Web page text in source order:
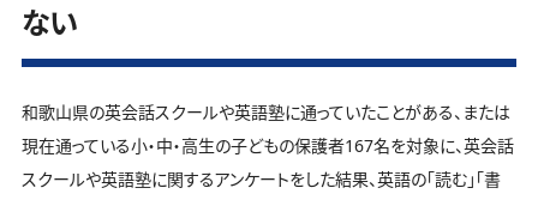
ない
和歌山県の英会話スクールや英語塾に通っていたことがある、または
現在通っている小・中・高生の子どもの保護者167名を対象に、英会話
スクールや英語塾に関するアンケートをした結果、英語の「読む」「書